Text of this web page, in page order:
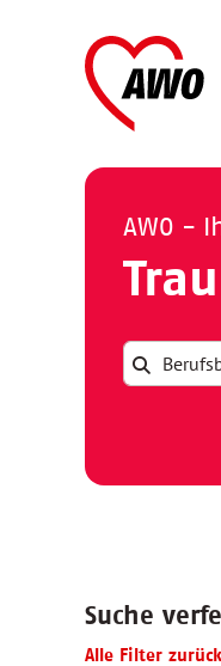
AWO -
Suche
Alle Filter